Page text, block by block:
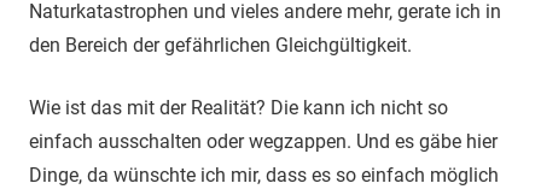
Naturkatastrophen und vieles andere mehr, gerate ich in
den Bereich der gefährlichen Gleichgültigkeit.
Wie ist das mit der Realität? Die kann ich nicht so
einfach ausschalten oder wegzappen. Und es gäbe hier
Dinge, da wünschte ich mir, dass es so einfach möglich